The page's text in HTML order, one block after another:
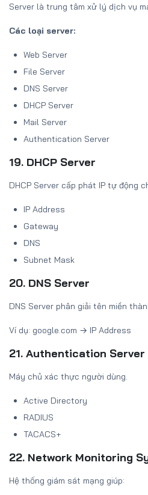
Server là trung tâm xử lý dịch vụ
Các loại server:
Web Server
File Server
DNS Server
DHCP Server
Mail Server
Authentication Server
19. DHCP Server
DHCP Server cấp phát IP tự động
IP Address
Gateway
DNS
Subnet Mask
20. DNS Server
DNS Server phân giải tên miền
Ví dụ: google.com → IP Address
21. Authentication Server
Máy chủ xác thực người dùng.
Active Directory
RADIUS
TACACS+
22. Network Monitoring
Hệ thống giám sát mạng giúp: